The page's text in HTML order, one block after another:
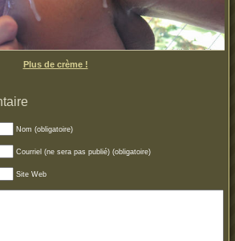
Plus de crème !
Nom (obligatoire)
Courriel (ne sera pas publié) (obligatoire)
Site Web